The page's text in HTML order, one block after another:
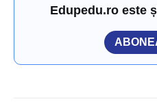
Edupedu.ro este